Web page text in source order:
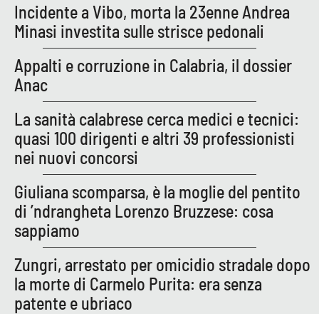
PROGETTI
SPECIALI
Buona Sanità Calabria
LA
CALABRIAVISIONE
Destinazioni
Eventi
Food
Storie
Incidente a Vibo, morta la 23enne Andrea
Minasi investita sulle strisce pedonali
Appalti e corruzione in Calabria, il dossier
Anac
La sanità calabrese cerca medici e tecnici:
quasi 100 dirigenti e altri 39 professionisti
nei nuovi concorsi
Giuliana scomparsa, è la moglie del pentito
di ’ndrangheta Lorenzo Bruzzese: cosa
sappiamo
Zungri, arrestato per omicidio stradale dopo
la morte di Carmelo Purita: era senza
patente e ubriaco